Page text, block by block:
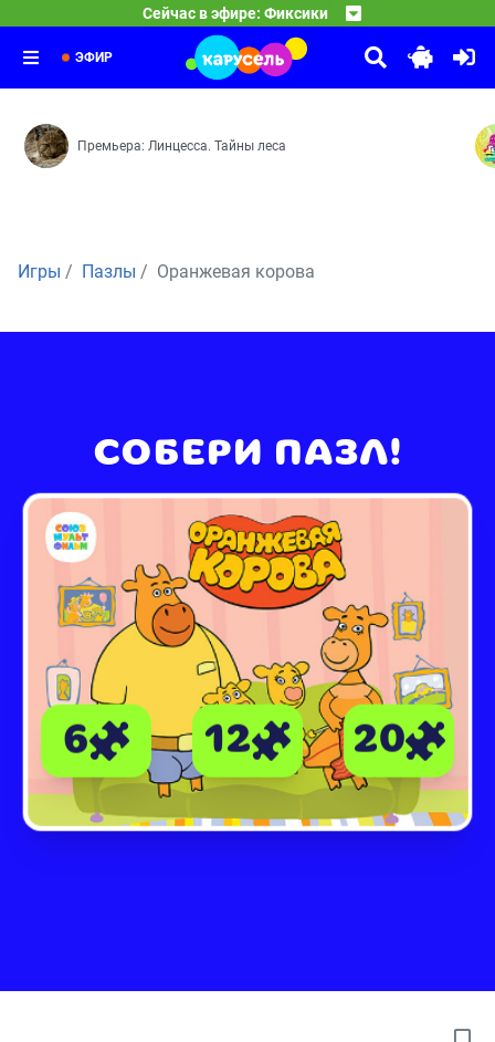
Сейчас в эфире: Фиксики
04:00
Фиксики
Копия — Попугай — Телевизор — Унитаз — Колесо —
ЭФИР
Премьера: Линцесса. Тайны леса
Игры Пазлы Оранжевая корова